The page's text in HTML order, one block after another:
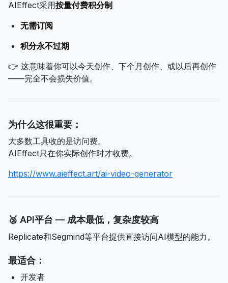
AIEffect采用按量付费积分制
无需订阅
积分永不过期
👉 这意味着你可以今天创作、下个月创作、或以后再创作
——完全不会损失价值。
为什么这很重要：
大多数工具收的是访问费。
AIEffect只在你实际创作时才收费。
https://www.aieffect.art/ai-video-generator
🥈 API平台 — 成本最低，复杂度较高
Replicate和Segmind等平台提供直接访问AI模型的能力。
最适合：
开发者